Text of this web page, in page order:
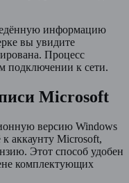
информацию
вы увидите
Процесс
подключении к сети.
Microsoft
версию Windows
аккаунту Microsoft,
Этот способ удобен
комплектующих